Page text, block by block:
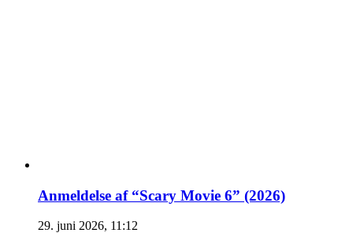
Anmeldelse af “Scary Movie 6” (2026)
29. juni 2026, 11:12